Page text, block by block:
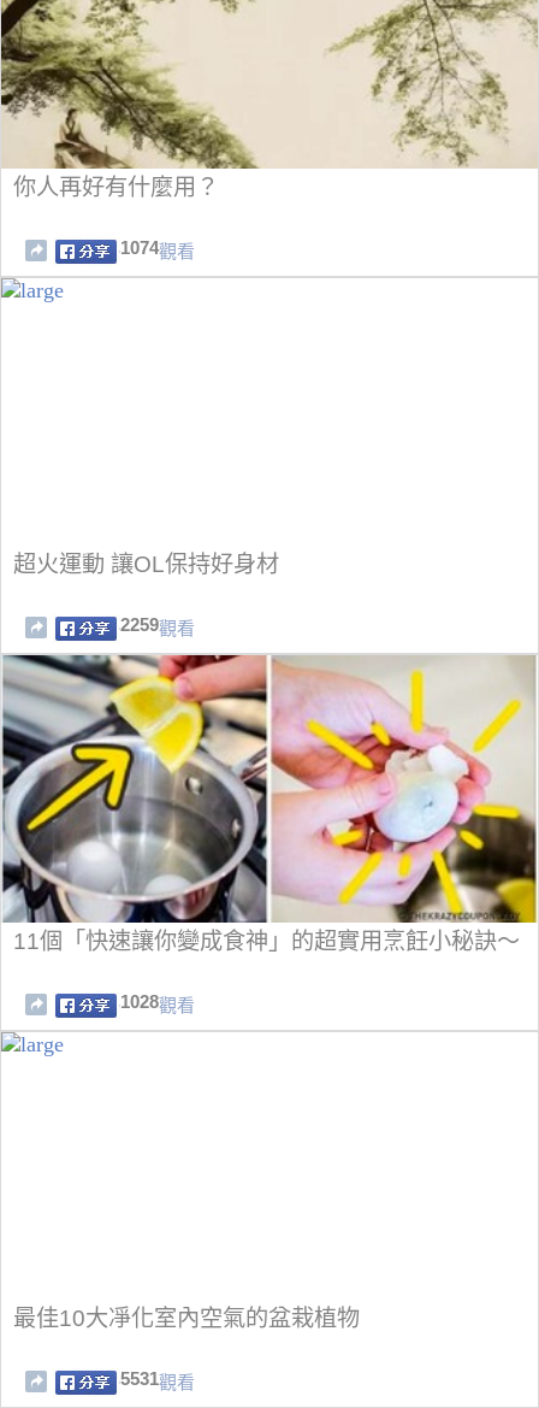
你人再好有什麼用？
1074觀看
超火運動 讓OL保持好身材
2259觀看
11個「快速讓你變成食神」的超實用烹飪小秘訣～
1028觀看
最佳10大凈化室內空氣的盆栽植物
5531觀看